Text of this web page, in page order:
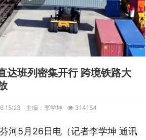
达班列密集开行 跨境铁路大
15:23 主编：李学坤 314154
河5 月 26日电（记者李学坤 通讯